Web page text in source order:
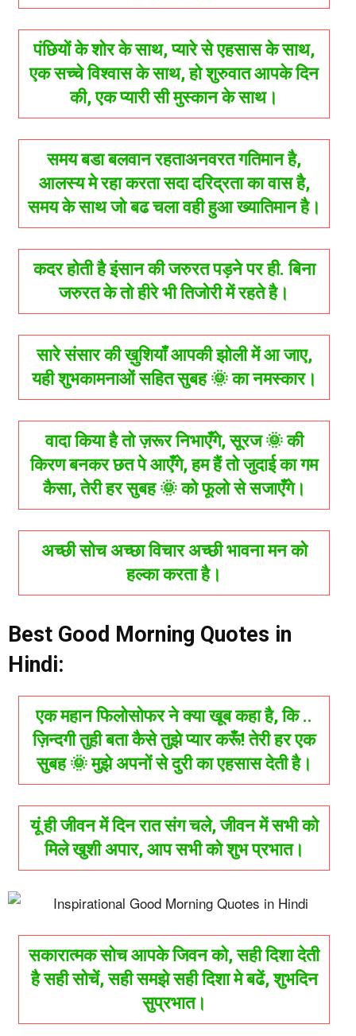
पंछियों के शोर के साथ, प्यारे से एहसास के साथ,
एक सच्चे विश्वास के साथ, हो शुरुवात आपके दिन
की, एक प्यारी सी मुस्कान के साथ।
समय बडा बलवान रहताअनवरत गतिमान है,
आलस्य मे रहा करता सदा दरिद्रता का वास है,
समय के साथ जो बढ चला वही हुआ ख्यातिमान है।
कदर होती है इंसान की जरुरत पड़ने पर ही. बिना
जरुरत के तो हीरे भी तिजोरी में रहते है।
सारे संसार की ख़ुशियाँ आपकी झोली में आ जाए,
यही शुभकामनाओं सहित सुबह 🌞 का नमस्कार।
वादा किया है तो ज़रूर निभाएँगे, सूरज 🌞 की
किरण बनकर छत पे आएँगे, हम हैं तो जुदाई का गम
कैसा, तेरी हर सुबह 🌞 को फूलो से सजाएँगे।
अच्छी सोच अच्छा विचार अच्छी भावना मन को
हल्का करता है।
Best Good Morning Quotes in
Hindi:
एक महान फिलोसोफर ने क्या खूब कहा है, कि ..
ज़िन्दगी तुही बता कैसे तुझे प्यार करूँ! तेरी हर एक
सुबह 🌞 मुझे अपनों से दुरी का एहसास देती है।
यूं ही जीवन में दिन रात संग चले, जीवन में सभी को
मिले खुशी अपार, आप सभी को शुभ प्रभात।
सकारात्मक सोच आपके जिवन को, सही दिशा देती
है सही सोचें, सही समझे सही दिशा मे बढें, शुभदिन
सुप्रभात।